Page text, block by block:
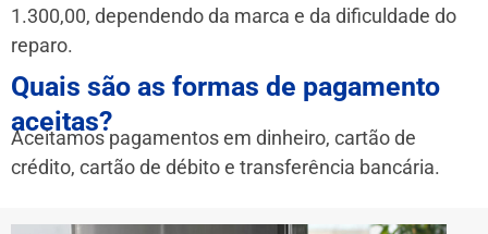
1.300,00, dependendo da marca e da dificuldade do
reparo.
Quais são as formas de pagamento
aceitas?
Aceitamos pagamentos em dinheiro, cartão de
crédito, cartão de débito e transferência bancária.